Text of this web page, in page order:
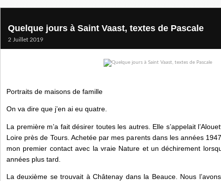
Quelque jours à Saint Vaast, textes de Pascale
2 Juillet 2019
Portraits de maisons de famille
On va dire que j’en ai eu quatre.
La première m’a fait désirer toutes les autres. Elle s’appelait
Loire près de Tours. Achetée par mes parents dans les années
mon premier contact avec la vraie Nature et un déchirement
années plus tard.
La deuxième se trouvait à Châtenay dans la Beauce. Nous